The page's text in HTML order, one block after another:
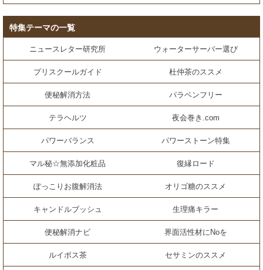
特集テーマの一覧
ニュースレター研究所 ウォーターサーバー選び
プリスクールガイド 杜仲茶のススメ
便秘解消方法 パラベンフリー
テラヘルツ 夜会巻き.com
パワーバランス パワーストーン特集
マル秘☆無添加化粧品 復縁ロード
ぽっこりお腹解消法 オリゴ糖のススメ
キャンドルブッシュ 生理痛キラー
便秘解消ナビ 界面活性材にNoを
ルイボス茶 セサミンのススメ